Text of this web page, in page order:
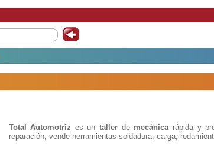
Total Automotriz es un taller de mecánicarápida y
reparación, vende herramientas soldadura, carga,